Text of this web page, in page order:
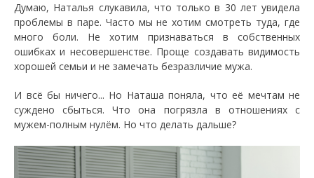
Думаю, Наталья слукавила, что только в 30 лет увидела
проблемы в паре. Часто мы не хотим смотреть туда, где
много боли. Не хотим признаваться в собственных
ошибках и несовершенстве. Проще создавать видимость
хорошей семьи и не замечать безразличие мужа.
И всё бы ничего... Но Наташа поняла, что её мечтам не
суждено сбыться. Что она погрязла в отношениях с
мужем-полным нулём. Но что делать дальше?